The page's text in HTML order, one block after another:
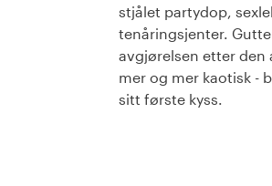
stjålet partydop,
tenåringsjenter.
avgjørelsen etter den
mer og mer kaotisk -
sitt første kyss.